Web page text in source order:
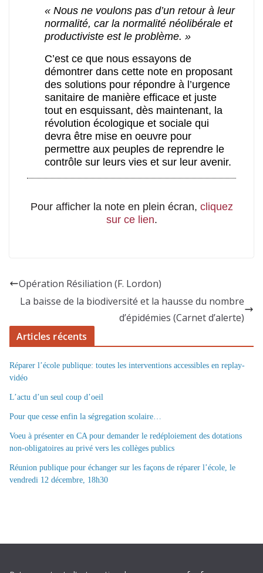
Opération Résiliation (F. Lordon)
La baisse de la biodiversité et la hausse du nombre
d’épidémies (Carnet d’alerte)
Articles récents
Réparer l’école publique: toutes les interventions accessibles en replay-
vidéo
L’actu d’un seul coup d’oeil
Pour que cesse enfin la ségregation scolaire…
Voeu à présenter en CA pour demander le redéploiement des dotations
non-obligatoires au privé vers les collèges publics
Réunion publique pour échanger sur les façons de réparer l’école, le
vendredi 12 décembre, 18h30